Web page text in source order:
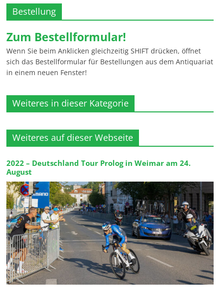
Bestellung
Zum Bestellformular!
Wenn Sie beim Anklicken gleichzeitig SHIFT drücken, öffnet
sich das Bestellformular für Bestellungen aus dem Antiquariat
in einem neuen Fenster!
Weiteres in dieser Kategorie
Weiteres auf dieser Webseite
2022 – Deutschland Tour Prolog in Weimar am 24.
August